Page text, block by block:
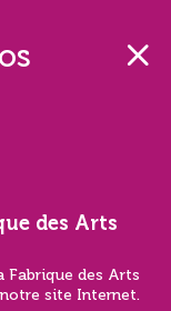
des Arts
des Arts
site Internet.